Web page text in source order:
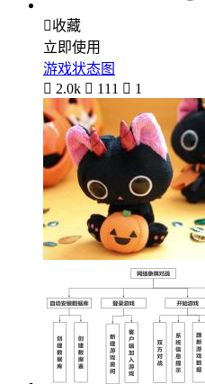
收藏
立即使用
游戏状态图
 2.0k  111  1